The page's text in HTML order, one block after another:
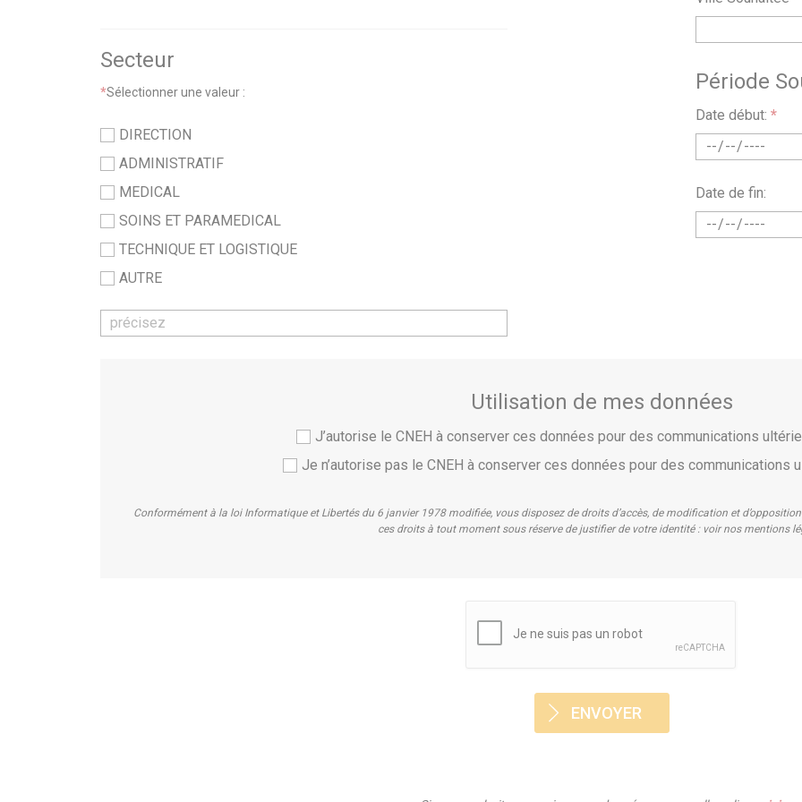
Secteur
*Sélectionner une valeur :
DIRECTION
ADMINISTRATIF
MEDICAL
SOINS ET PARAMEDICAL
TECHNIQUE ET LOGISTIQUE
AUTRE
Période
Date début: *
Date de fin:
Utilisation de mes données
J’autorise le CNEH à conserver ces données pour des communications
Je n’autorise pas le CNEH à conserver ces données pour des communications
Conformément à la loi Informatique et Libertés du 6 janvier 1978 modifiée, vous disposez de droits d’accès, de modification et
ces droits à tout moment sous réserve de justifier de votre identité : voir nos mentions